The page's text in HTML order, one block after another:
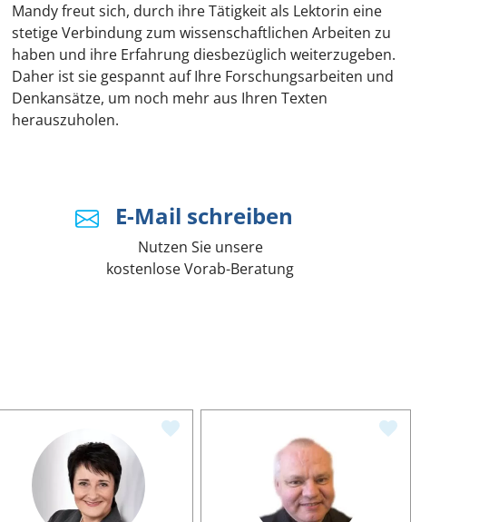
Mandy freut sich, durch ihre Tätigkeit als Lektorin eine
stetige Verbindung zum wissenschaftlichen Arbeiten zu
haben und ihre Erfahrung diesbezüglich weiterzugeben.
Daher ist sie gespannt auf Ihre Forschungsarbeiten und
Denkansätze, um noch mehr aus Ihren Texten
herauszuholen.
E-Mail schreiben
Nutzen Sie unsere
kostenlose Vorab-Beratung